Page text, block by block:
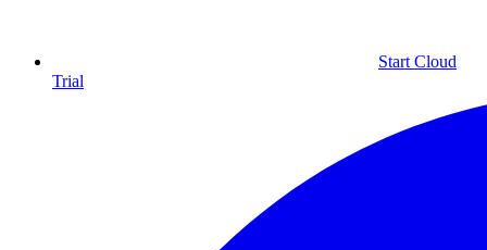
Start Cloud
Trial